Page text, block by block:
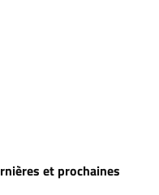
et prochaines